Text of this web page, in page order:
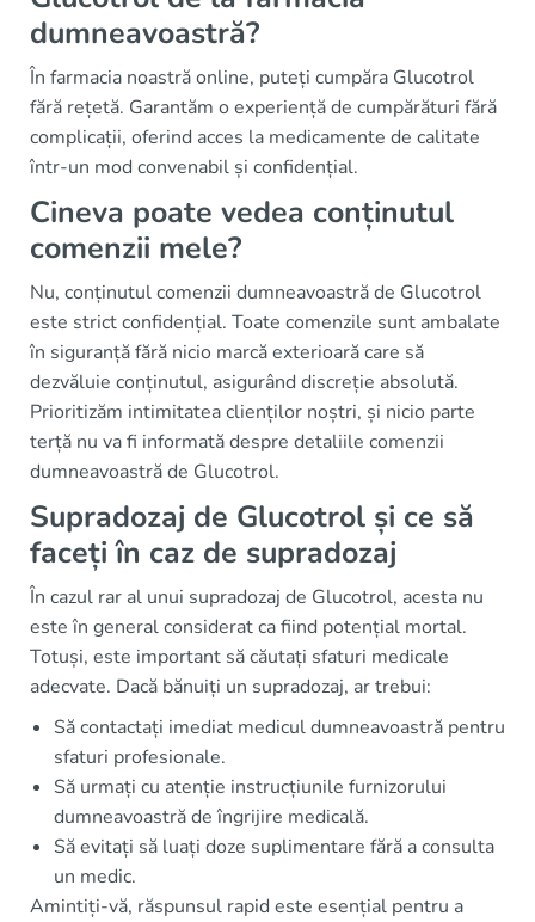
dumneavoastră?
În farmacia noastră online, puteți cumpăra Glucotrol
fără rețetă. Garantăm o experiență de cumpărături fără
complicații, oferind acces la medicamente de calitate
într-un mod convenabil și confidențial.
Cineva poate vedea conținutul
comenzii mele?
Nu, conținutul comenzii dumneavoastră de Glucotrol
este strict confidențial. Toate comenzile sunt ambalate
în siguranță fără nicio marcă exterioară care să
dezvăluie conținutul, asigurând discreție absolută.
Prioritizăm intimitatea clienților noștri, și nicio parte
terță nu va fi informată despre detaliile comenzii
dumneavoastră de Glucotrol.
Supradozaj de Glucotrol și ce să
faceți în caz de supradozaj
În cazul rar al unui supradozaj de Glucotrol, acesta nu
este în general considerat ca fiind potențial mortal.
Totuși, este important să căutați sfaturi medicale
adecvate. Dacă bănuiți un supradozaj, ar trebui:
Să contactați imediat medicul dumneavoastră pentru
sfaturi profesionale.
Să urmați cu atenție instrucțiunile furnizorului
dumneavoastră de îngrijire medicală.
Să evitați să luați doze suplimentare fără a consulta
un medic.
Amintiți-vă, răspunsul rapid este esențial pentru a